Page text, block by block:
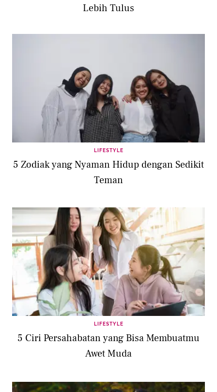
Lebih Tulus
LIFESTYLE
5 Zodiak yang Nyaman Hidup dengan Sedikit
Teman
LIFESTYLE
5 Ciri Persahabatan yang Bisa Membuatmu
Awet Muda